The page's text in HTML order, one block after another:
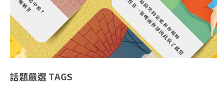
話題嚴選 TAGS